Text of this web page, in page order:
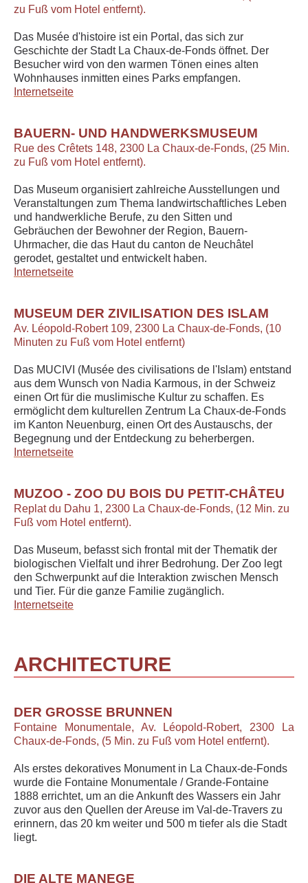
zu Fuß vom Hotel entfernt).
Das Musée d'histoire ist ein Portal, das sich zur
Geschichte der Stadt La Chaux-de-Fonds öffnet. Der
Besucher wird von den warmen Tönen eines alten
Wohnhauses inmitten eines Parks empfangen.
Internetseite
BAUERN- UND HANDWERKSMUSEUM
Rue des Crêtets 148, 2300 La Chaux-de-Fonds, (25 Min.
zu Fuß vom Hotel entfernt).
Das Museum organisiert zahlreiche Ausstellungen und
Veranstaltungen zum Thema landwirtschaftliches Leben
und handwerkliche Berufe, zu den Sitten und
Gebräuchen der Bewohner der Region, Bauern-
Uhrmacher, die das Haut du canton de Neuchâtel
gerodet, gestaltet und entwickelt haben.
Internetseite
MUSEUM DER ZIVILISATION DES ISLAM
Av. Léopold-Robert 109, 2300 La Chaux-de-Fonds, (10
Minuten zu Fuß vom Hotel entfernt)
Das MUCIVI (Musée des civilisations de l'Islam) entstand
aus dem Wunsch von Nadia Karmous, in der Schweiz
einen Ort für die muslimische Kultur zu schaffen. Es
ermöglicht dem kulturellen Zentrum La Chaux-de-Fonds
im Kanton Neuenburg, einen Ort des Austauschs, der
Begegnung und der Entdeckung zu beherbergen.
Internetseite
MUZOO - ZOO DU BOIS DU PETIT-CHÂTEU
Replat du Dahu 1, 2300 La Chaux-de-Fonds, (12 Min. zu
Fuß vom Hotel entfernt).
Das Museum, befasst sich frontal mit der Thematik der
biologischen Vielfalt und ihrer Bedrohung. Der Zoo legt
den Schwerpunkt auf die Interaktion zwischen Mensch
und Tier. Für die ganze Familie zugänglich.
Internetseite
ARCHITECTURE
DER GROSSE BRUNNEN
Fontaine Monumentale, Av. Léopold-Robert, 2300 La
Chaux-de-Fonds, (5 Min. zu Fuß vom Hotel entfernt).
Als erstes dekoratives Monument in La Chaux-de-Fonds
wurde die Fontaine Monumentale / Grande-Fontaine
1888 errichtet, um an die Ankunft des Wassers ein Jahr
zuvor aus den Quellen der Areuse im Val-de-Travers zu
erinnern, das 20 km weiter und 500 m tiefer als die Stadt
liegt.
DIE ALTE MANEGE